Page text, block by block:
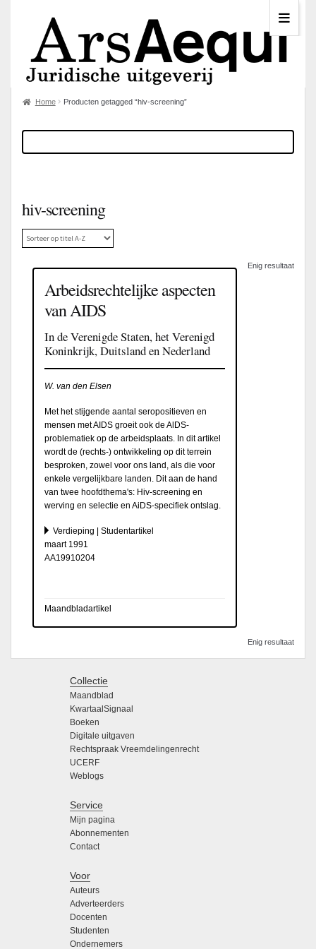
Home Producten getagged “hiv-screening”
hiv-screening
Enig resultaat
Arbeidsrechtelijke aspecten
van AIDS
In de Verenigde Staten, het Verenigd
Koninkrijk, Duitsland en Nederland
W. van den Elsen
Met het stijgende aantal seropositieven en
mensen met AIDS groeit ook de AlDS-
problematiek op de arbeidsplaats. In dit artikel
wordt de (rechts-) ontwikkeling op dit terrein
besproken, zowel voor ons land, als die voor
enkele vergelijkbare landen. Dit aan de hand
van twee hoofdthema's: Hiv-screening en
werving en selectie en AiDS-specifiek ontslag.
Verdieping | Studentartikel
maart 1991
AA19910204
Maandbladartikel
Enig resultaat
Collectie
Maandblad
KwartaalSignaal
Boeken
Digitale uitgaven
Rechtspraak Vreemdelingenrecht
UCERF
Weblogs
Service
Mijn pagina
Abonnementen
Contact
Voor
Auteurs
Adverteerders
Docenten
Studenten
Ondernemers